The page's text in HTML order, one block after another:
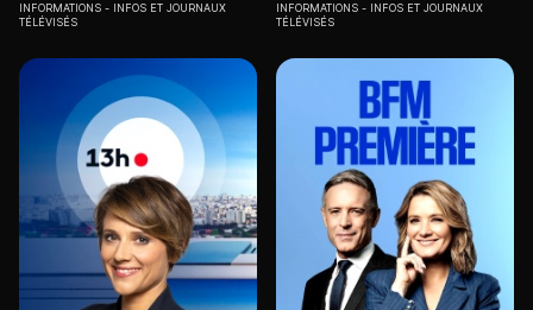
INFORMATIONS
INFOS ET JOURNAUX
TÉLÉVISÉS
INFORMATIONS
INFOS ET JOURNAUX
TÉLÉVISÉS